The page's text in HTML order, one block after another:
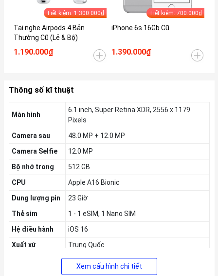
Tiết kiệm: 1.300.000₫
Tai nghe Airpods 4 Bản
Thường Cũ (Lẻ & Bộ)
1.190.000₫
Tiết kiệm: 700.000₫
iPhone 6s 16Gb Cũ
1.390.000₫
Thông số kĩ thuật
Màn hình
6.1 inch, Super Retina XDR, 2556 x 1179
Pixels
Camera sau
48.0 MP + 12.0 MP
Camera Selfie
12.0 MP
Bộ nhớ trong
512 GB
CPU
Apple A16 Bionic
Dung lượng pin
23 Giờ
Thẻ sim
1 - 1 eSIM, 1 Nano SIM
Hệ điều hành
iOS 16
Xuất xứ
Trung Quốc
09/2022
Xem cấu hình chi tiết